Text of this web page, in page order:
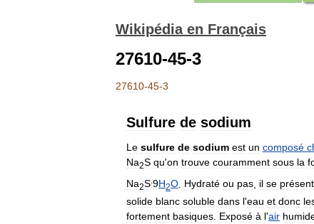
Wikipédia en Français
27610-45-3
27610-45-3
Sulfure de sodium
Le sulfure de sodium est un composé
Na2S qu'on trouve couramment sous la
Na2S9H2O Hydraté ou pas il se
solide blanc soluble dans l'eau et donc
fortement basiques. Exposé à l'air